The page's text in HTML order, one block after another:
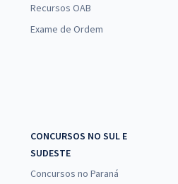
Recursos OAB
Exame de Ordem
CONCURSOS NO SUL E
SUDESTE
Concursos no Paraná